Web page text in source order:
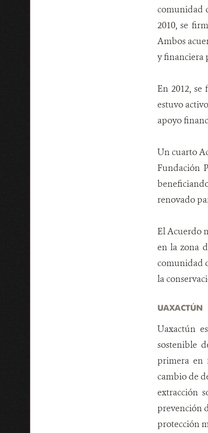
comunidad
2010, se
Ambos
y financiera
En 2012,
estuvo
apoyo
Un cuarto
Fundación
renovado
El Acuerdo
en la zona
comunidad
la
UAXACTÚN
Uaxactún
sostenible
primera en
cambio de
extracción
prevención
protección